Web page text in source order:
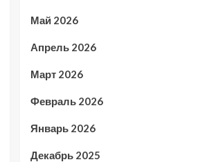
Май 2026
Апрель 2026
Март 2026
Февраль 2026
Январь 2026
Декабрь 2025